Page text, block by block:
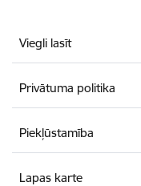
Viegli lasīt
Privātuma politika
Piekļūstamība
Lapas karte